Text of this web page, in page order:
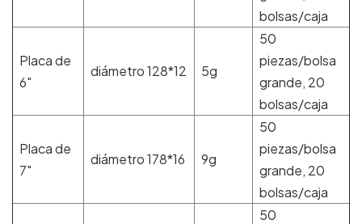
bolsas/caja
Placa de
6"
diámetro 128*12 5g
50
piezas/bolsa
grande, 20
bolsas/caja
Placa de
7"
diámetro 178*16 9g
50
piezas/bolsa
grande, 20
bolsas/caja
50